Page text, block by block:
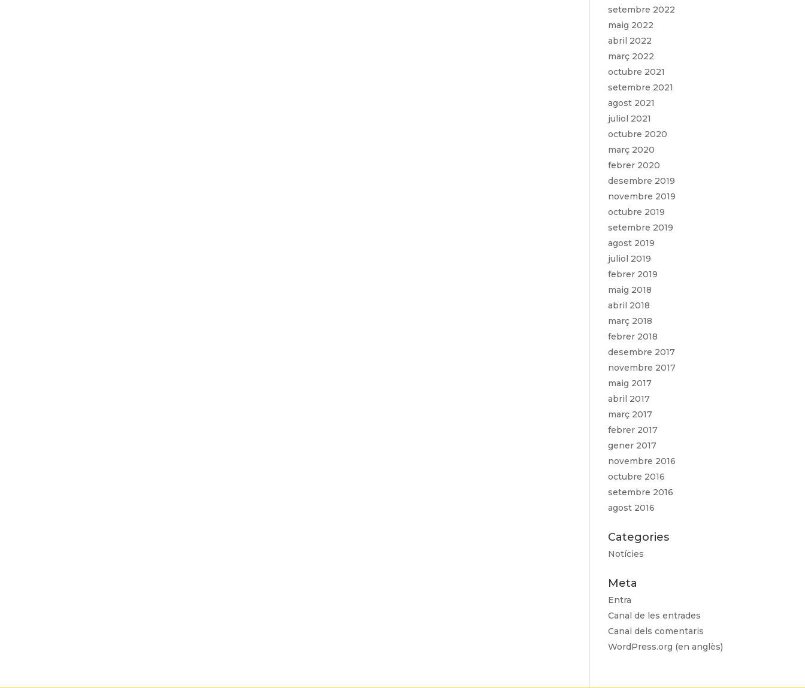
setembre 2022
maig 2022
abril 2022
març 2022
octubre 2021
setembre 2021
agost 2021
juliol 2021
octubre 2020
març 2020
febrer 2020
desembre 2019
novembre 2019
octubre 2019
setembre 2019
agost 2019
juliol 2019
febrer 2019
maig 2018
abril 2018
març 2018
febrer 2018
desembre 2017
novembre 2017
maig 2017
abril 2017
març 2017
febrer 2017
gener 2017
novembre 2016
octubre 2016
setembre 2016
agost 2016
Categories
Notícies
Meta
Entra
Canal de les entrades
Canal dels comentaris
WordPress.org (en anglès)